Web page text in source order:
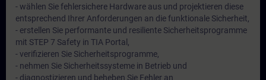
- wählen Sie fehlersichere Hardware aus und projektieren diese
entsprechend Ihrer Anforderungen an die funktionale Sicherheit,
- erstellen Sie performante und resiliente Sicherheitsprogramme
mit STEP 7 Safety in TIA Portal,
- verifizieren Sie Sicherheitsprogramme,
- nehmen Sie Sicherheitssysteme in Betrieb und
- diagnostizieren und beheben Sie Fehler an